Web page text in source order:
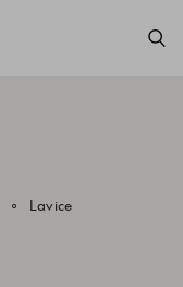
Lavice